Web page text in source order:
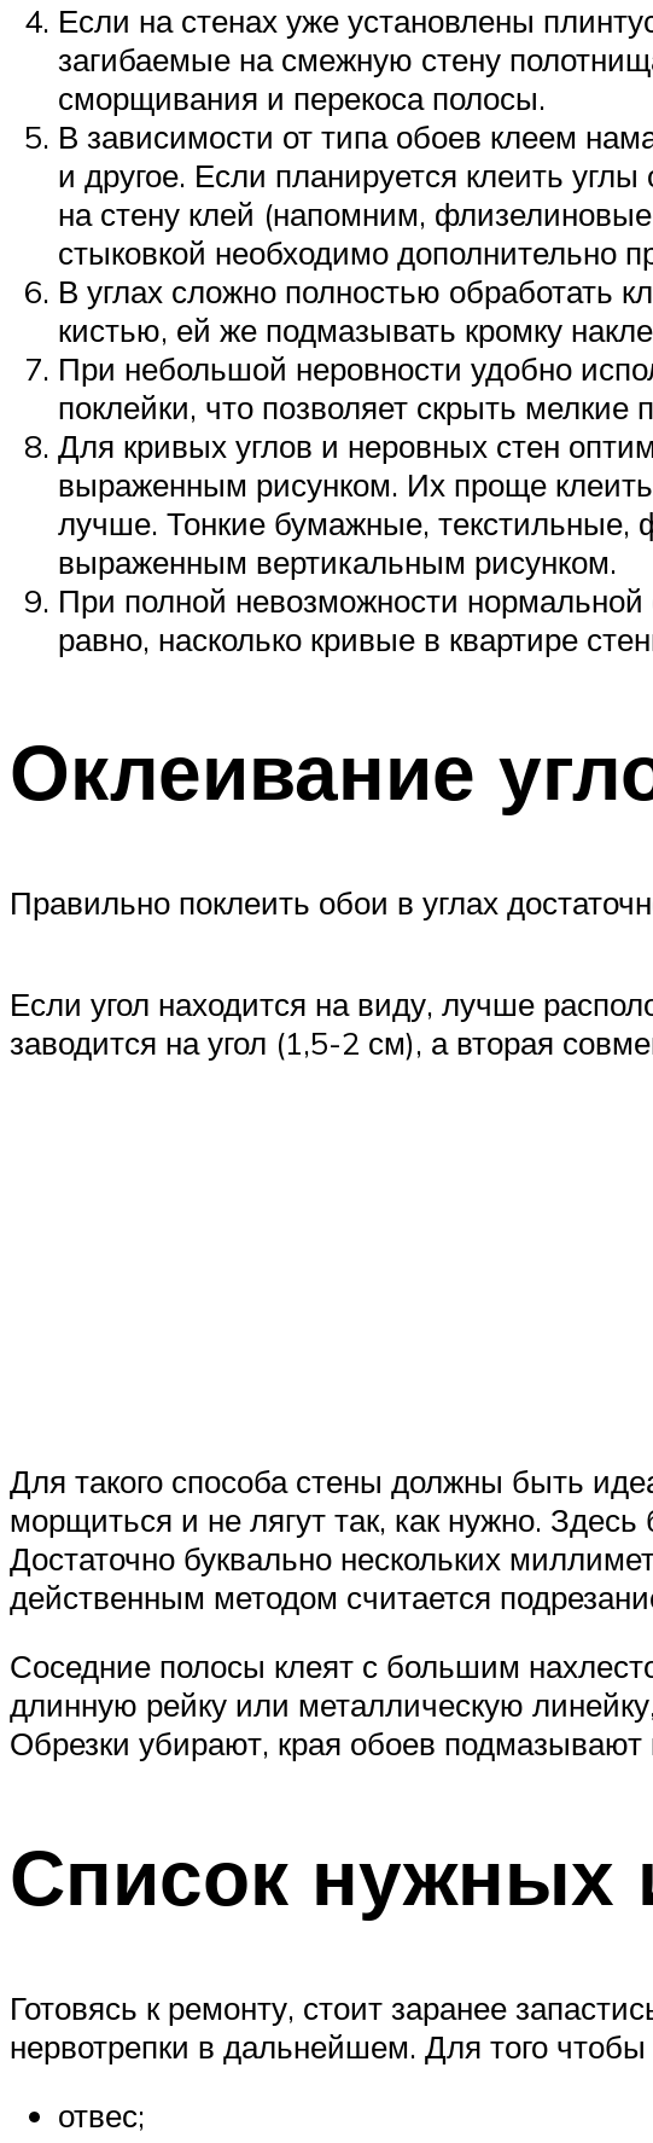
Если на стенах уже установлены
загибаемые на смежную стену
сморщивания и перекоса полосы.
В зависимости от типа обоев клеем
и другое. Если планируется клеить
на стену клей (напомним,
стыковкой необходимо дополнительно
В углах сложно полностью обработать
кистью, ей же подмазывать кромку
При небольшой неровности удобно
поклейки, что позволяет скрыть мелкие
Для кривых углов и неровных стен
выраженным рисунком. Их проще
лучше. Тонкие бумажные, текстильные,
выраженным вертикальным рисунком.
При полной невозможности
равно, насколько кривые в квартире
Оклеивание
Правильно поклеить обои в углах
Если угол находится на виду, лучше
заводится на угол (1,5-2 см), а вторая
Для такого способа стены должны быть
морщиться и не лягут так, как нужно.
Достаточно буквально нескольких
действенным методом считается
Соседние полосы клеят с большим
длинную рейку или металлическую
Обрезки убирают, края обоев
Список нужных
Готовясь к ремонту, стоит заранее
нервотрепки в дальнейшем. Для того
отвес;